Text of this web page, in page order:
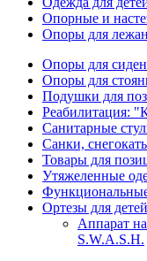
Опорные и
Опоры для
Опоры для
Опоры для
Подушки для
Реабилитация:
Санитарные
Санки,
Товары для
Утяжеленные
Ортезы для
Аппарат
S.W.A.S.H.